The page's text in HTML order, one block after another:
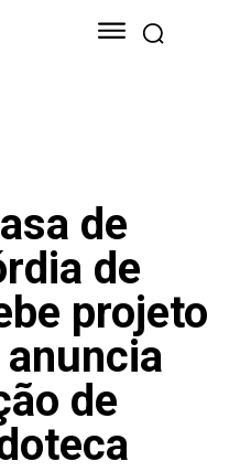
de
de
projeto
de